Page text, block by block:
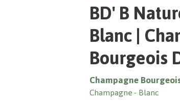
BD' B
Blanc |
Bourgeois
Champagne
Champagne Blanc